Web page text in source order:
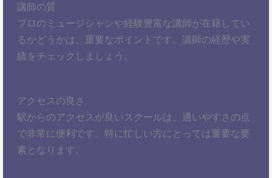
講師の質
プロのミュージシャンや経験豊富な講師が在籍してい
るかどうかは、重要なポイントです。講師の経歴や実
績をチェックしましょう。
アクセスの良さ
駅からのアクセスが良いスクールは、通いやすさの点
で非常に便利です。特に忙しい方にとっては重要な要
素となります。